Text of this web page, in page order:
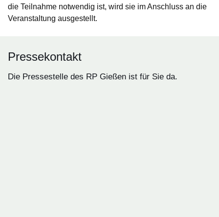
die Teilnahme notwendig ist, wird sie im Anschluss an die
Veranstaltung ausgestellt.
Pressekontakt
Die Pressestelle des RP Gießen ist für Sie da.